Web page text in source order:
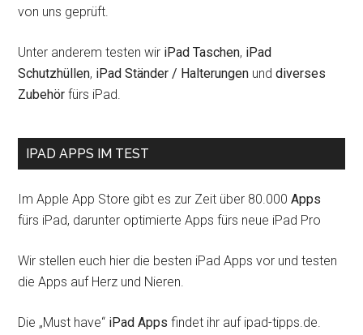
von uns geprüft.
Unter anderem testen wir iPad Taschen, iPad
Schutzhüllen, iPad Ständer / Halterungen unddiverses
Zubehör fürs iPad.
IPAD APPS IM TEST
Im Apple App Store gibt es zur Zeit über 80.000Apps
fürs iPad, darunter optimierte Apps fürs neue iPad Pro
Wir stellen euch hier die besten iPad Apps vor und testen
die Apps auf Herz und Nieren.
Die „Must have“ iPad Apps findet ihr auf ipad-tipps.de.